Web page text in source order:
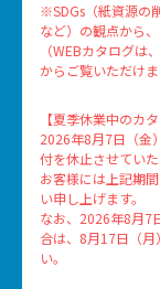
※SDGs（紙資源の
など）の観点から
（WEBカタログは
からご覧いただけま
【夏季休業中のカ
2026年8月7日（金
付を休止させていた
お客様には上記期
い申し上げます。
なお、2026年8月7
合は、8月17日（
い。